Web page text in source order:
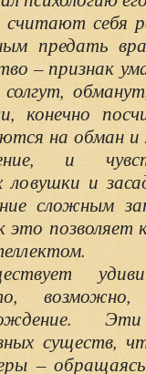
считают себя
предать
– признак
конечно
на обман
и
ловушки и
сложным
позволяет
существ,
–